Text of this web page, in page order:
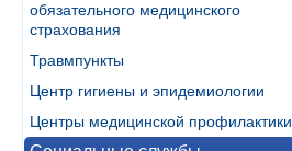
обязательного медицинского
страхования
Травмпункты
Центр гигиены и эпидемиологии
Центры медицинской профилактики